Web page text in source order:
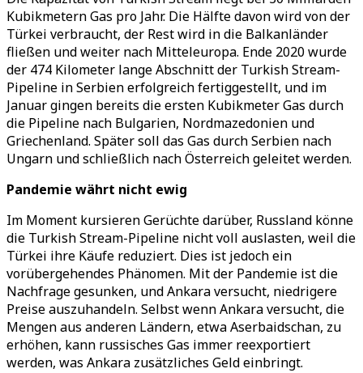
Kubikmetern Gas pro Jahr. Die Hälfte davon wird von der
Türkei verbraucht, der Rest wird in die Balkanländer
fließen und weiter nach Mitteleuropa. Ende 2020 wurde
der 474 Kilometer lange Abschnitt der Turkish Stream-
Pipeline in Serbien erfolgreich fertiggestellt, und im
Januar gingen bereits die ersten Kubikmeter Gas durch
die Pipeline nach Bulgarien, Nordmazedonien und
Griechenland. Später soll das Gas durch Serbien nach
Ungarn und schließlich nach Österreich geleitet werden.
Pandemie währt nicht ewig
Im Moment kursieren Gerüchte darüber, Russland könne
die Turkish Stream-Pipeline nicht voll auslasten, weil die
Türkei ihre Käufe reduziert. Dies ist jedoch ein
vorübergehendes Phänomen. Mit der Pandemie ist die
Nachfrage gesunken, und Ankara versucht, niedrigere
Preise auszuhandeln. Selbst wenn Ankara versucht, die
Mengen aus anderen Ländern, etwa Aserbaidschan, zu
erhöhen, kann russisches Gas immer reexportiert
werden, was Ankara zusätzliches Geld einbringt.